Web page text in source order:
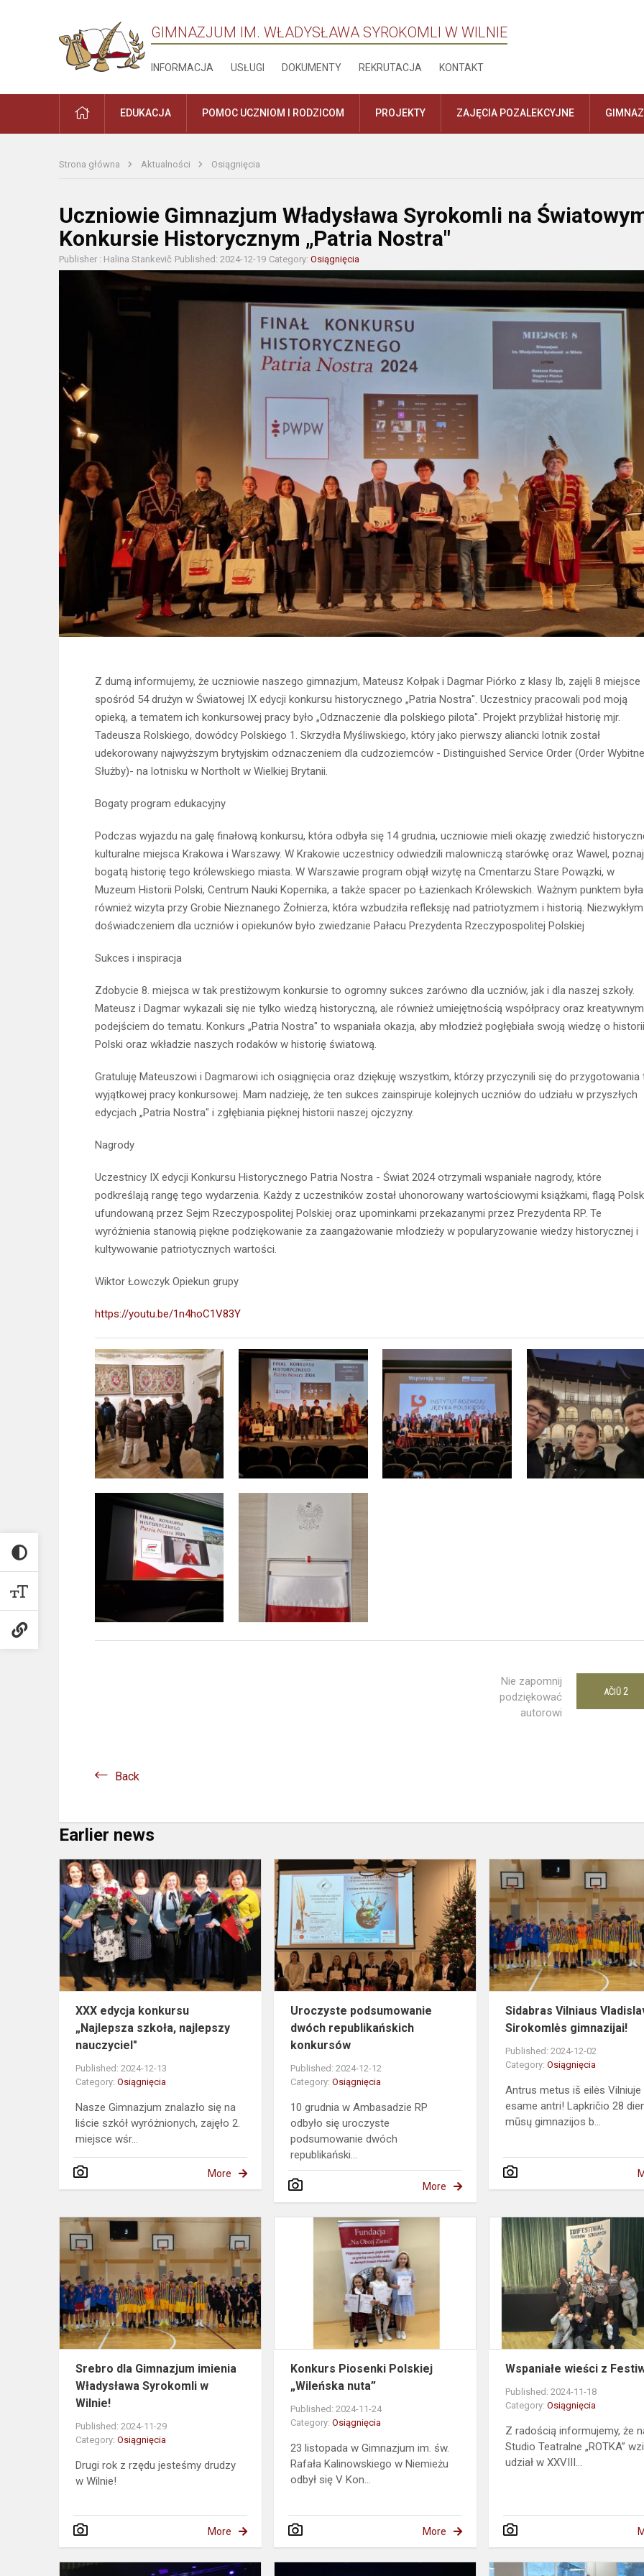
GIMNAZJUM IM. WŁADYSŁAWA SYROKOMLI W WILNIE
INFORMACJA USŁUGI DOKUMENTY REKRUTACJA KONTAKT
PRADŽIAEDUKACJA POMOC UCZNIOM I RODZICOM PROJEKTY ZAJĘCIA POZALEKCYJNE
Strona główna Aktualności Osiągnięcia
Uczniowie Gimnazjum Władysława Syrokomli na
Konkursie Historycznym „Patria Nostra"
Publisher : Halina Stankevič Published: 2024-12-19 Category: Osiągnięcia
Z dumą informujemy, że uczniowie naszego gimnazjum, Mateusz Kołpak i Dagmar Piórko z klasy Ib, zajęli 8 miejsce
spośród 54 drużyn w Światowej IX edycji konkursu historycznego „Patria Nostra". Uczestnicy pracowali pod moją
opieką, a tematem ich konkursowej pracy było „Odznaczenie dla polskiego pilota". Projekt przybliżał historię mjr.
Tadeusza Rolskiego, dowódcy Polskiego 1. Skrzydła Myśliwskiego, który jako pierwszy aliancki lotnik został
udekorowany najwyższym brytyjskim odznaczeniem dla cudzoziemców - Distinguished Service Order (Order
Służby)- na lotnisku w Northolt w Wielkiej Brytanii.
Bogaty program edukacyjny
Podczas wyjazdu na galę finałową konkursu, która odbyła się 14 grudnia, uczniowie mieli okazję zwiedzić
kulturalne miejsca Krakowa i Warszawy. W Krakowie uczestnicy odwiedzili malowniczą starówkę oraz Wawel,
bogatą historię tego królewskiego miasta. W Warszawie program objął wizytę na Cmentarzu Stare Powązki, w
Muzeum Historii Polski, Centrum Nauki Kopernika, a także spacer po Łazienkach Królewskich. Ważnym punktem była
również wizyta przy Grobie Nieznanego Żołnierza, która wzbudziła refleksję nad patriotyzmem i historią. Niezwykłym
doświadczeniem dla uczniów i opiekunów było zwiedzanie Pałacu Prezydenta Rzeczypospolitej Polskiej
Sukces i inspiracja
Zdobycie 8. miejsca w tak prestiżowym konkursie to ogromny sukces zarówno dla uczniów, jak i dla naszej szkoły.
Mateusz i Dagmar wykazali się nie tylko wiedzą historyczną, ale również umiejętnością współpracy oraz kreatywnym
podejściem do tematu. Konkurs „Patria Nostra" to wspaniała okazja, aby młodzież pogłębiała swoją wiedzę o historii
Polski oraz wkładzie naszych rodaków w historię światową.
Gratuluję Mateuszowi i Dagmarowi ich osiągnięcia oraz dziękuję wszystkim, którzy przyczynili się do przygotowania
wyjątkowej pracy konkursowej. Mam nadzieję, że ten sukces zainspiruje kolejnych uczniów do udziału w przyszłych
edycjach „Patria Nostra" i zgłębiania pięknej historii naszej ojczyzny.
Nagrody
Uczestnicy IX edycji Konkursu Historycznego Patria Nostra - Świat 2024 otrzymali wspaniałe nagrody, które
podkreślają rangę tego wydarzenia. Każdy z uczestników został uhonorowany wartościowymi książkami, flagą
ufundowaną przez Sejm Rzeczypospolitej Polskiej oraz upominkami przekazanymi przez Prezydenta RP. Te
wyróżnienia stanowią piękne podziękowanie za zaangażowanie młodzieży w popularyzowanie wiedzy historycznej i
kultywowanie patriotycznych wartości.
Wiktor Łowczyk Opiekun grupy
https://youtu.be/1n4hoC1V83Y
Nie zapomnij
podziękować
autorowi
AČIŪ 2
Back
Earlier news
XXX
edycja
konkursu
„Najlepsza
szkoła,
najlepszy
nauczyciel...
XXX edycja konkursu
„Najlepsza szkoła, najlepszy
nauczyciel"
Published: 2024-12-13
Category: Osiągnięcia
Nasze Gimnazjum znalazło się na
liście szkół wyróżnionych, zajęło 2.
miejsce wśr...
More
Uroczyste
podsumowanie
dwóch
republikańskich
konkursów
Uroczyste podsumowanie
dwóch republikańskich
konkursów
Published: 2024-12-12
Category:Osiągnięcia
10 grudnia w Ambasadzie RP
odbyło się uroczyste
podsumowanie dwóch
republikański...
More
Sidabras Vilniaus
Sirokomlės gimnazijai!
Published: 2024-12-02
Category:Osiągnięcia
Antrus metus iš eilės Vilniuje
esame antri! Lapkričio 28
mūsų gimnazijos b...
Gimnazjum
Władysława
w
Srebro dla Gimnazjum imienia
Władysława Syrokomli w
Wilnie!
Published: 2024-11-29
Category: Osiągnięcia
Drugi rok z rzędu jesteśmy drudzy
w Wilnie!
More
Konkurs
Piosenki
Polskiej
„Wileńska
Konkurs Piosenki Polskiej
„Wileńska nuta”
Published: 2024-11-24
Category:Osiągnięcia
23 listopada w Gimnazjum im. św.
Rafała Kalinowskiego w Niemieżu
odbył się V Kon...
More
Wspaniałe wieści z
Published: 2024-11-18
Category:Osiągnięcia
Z radością informujemy, że
Studio Teatralne „ROTKA”
udział w XXVIII...
XXV